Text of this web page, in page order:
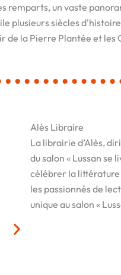
remparts, un vaste
plusieurs siècles
la Pierre Plantée et les
Alès Libraire
La librairie d’Alès,
du salon « Lussan se
célébrer la
les passionnés de
unique au salon «